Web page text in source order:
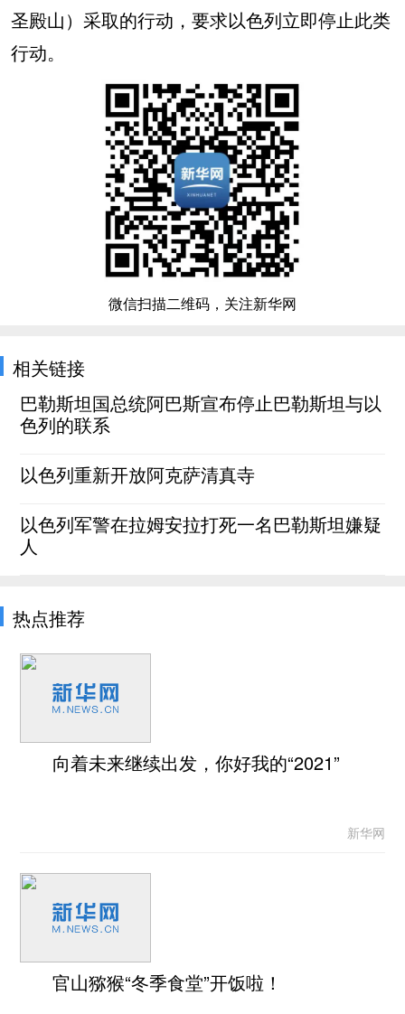
圣殿山）采取的行动，要求以色列立即停止此类
行动。
微信扫描二维码，关注新华网
相关链接
巴勒斯坦国总统阿巴斯宣布停止巴勒斯坦与以
色列的联系
以色列重新开放阿克萨清真寺
以色列军警在拉姆安拉打死一名巴勒斯坦嫌疑
人
热点推荐
向着未来继续出发，你好我的“2021”
新华网
官山猕猴“冬季食堂”开饭啦！